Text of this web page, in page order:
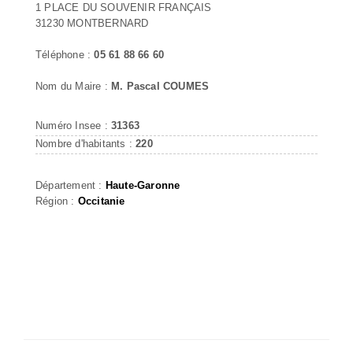
1 PLACE DU SOUVENIR FRANÇAIS
31230 MONTBERNARD
Téléphone :05 61 88 66 60
Nom du Maire : M. Pascal COUMES
Numéro Insee : 31363
Nombre d'habitants :220
Département : Haute-Garonne
Région : Occitanie